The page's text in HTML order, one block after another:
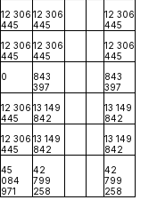
12 306
445
12 306
445
12 306
445
12 306
445
12 306
445
12 306
445
0
843
397
843
397
12 306
445
13 149
842
13 149
842
12 306
445
13 149
842
13 149
842
45
084
971
42
799
258
42
799
258